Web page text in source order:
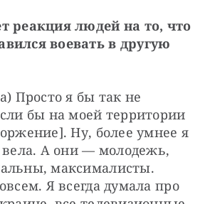
реакция людей на то, что
воевать в другую
Просто я бы так не
бы на моей территории
Ну, более умнее я
вела. А они — молодежь,
максималисты.
Я всегда думала про